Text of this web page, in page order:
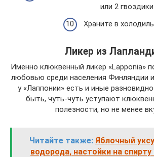
или 2 гвоздики.
Храните в
Ликер из
Именно клюквенный ликер «Lapponia»
любовью среди населения Финляндии
у «Лаппонии» есть и иные
быть, чуть-чуть уступают
полезности, но не менее
Читайте также: Яблочный
водорода, настойки на спирту